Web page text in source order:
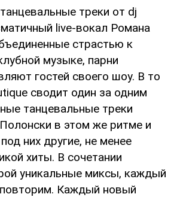
треки от dj
live-вокал Романа
страстью к
музыке, парни
гостей своего шоу. В то
сводит один за одним
танцевальные треки
в этом же ритме и
них другие, не менее
хиты. В сочетании
уникальные миксы, каждый
Каждый новый